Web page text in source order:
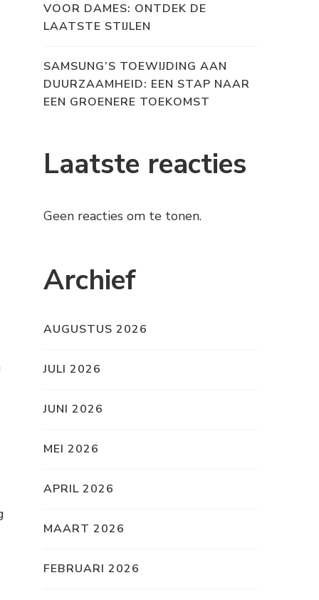
VOOR DAMES: ONTDEK DE
LAATSTE STIJLEN
SAMSUNG’S TOEWIJDING AAN
DUURZAAMHEID: EEN STAP NAAR
EEN GROENERE TOEKOMST
Laatste reacties
Geen reacties om te tonen.
Archief
AUGUSTUS 2026
JULI 2026
JUNI 2026
MEI 2026
APRIL 2026
MAART 2026
FEBRUARI 2026